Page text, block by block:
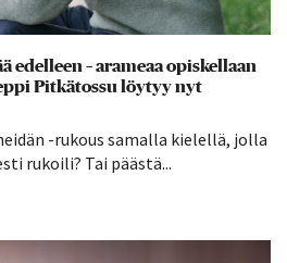
edelleen – arameaa opiskellaan
Pitkätossu löytyy nyt
-rukous samalla kielellä, jolla
rukoili? Tai päästä...